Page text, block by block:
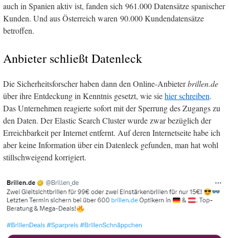
auch in Spanien aktiv ist, fanden sich 961.000 Datensätze spanischer
Kunden. Und aus Österreich waren 90.000 Kundendatensätze
betroffen.
Anbieter schließt Datenleck
Die Sicherheitsforscher haben dann den Online-Anbieterbrillen.de
über ihre Entdeckung in Kenntnis gesetzt, wie siehier schreiben.
Das Unternehmen reagierte sofort mit der Sperrung des Zugangs zu
den Daten. Der Elastic Search Cluster wurde zwar bezüglich der
Erreichbarkeit per Internet entfernt. Auf deren Internetseite habe ich
aber keine Information über ein Datenleck gefunden, man hat wohl
stillschweigend korrigiert.